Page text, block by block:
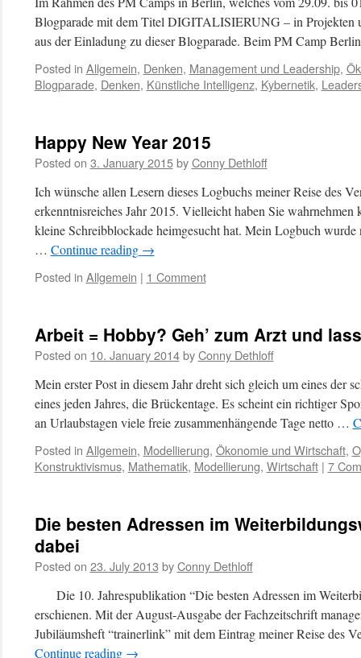
Blogparade mit dem Titel DIGITALISIERUNG – in Projekten
aus der Einladung zu dieser Blogparade. Beim PM Camp
Posted in Allgemein, Denken, Management und Leadership,
Blogparade, Denken, Künstliche Intelligenz, Kybernetik,
Happy New Year 2015
Posted on 3. January 2015 by Conny Dethloff
Ich wünsche allen Lesern dieses Logbuchs meiner Reise des
erkenntnisreiches Jahr 2015. Vielleicht haben Sie wahrnehmen
kleine Schreibblockade heimgesucht hat. Mein Logbuch
… Continue reading →
Posted in Allgemein | 1 Comment
Arbeit = Hobby? Geh’ zum Arzt und
Posted on 10. January 2014 by Conny Dethloff
Mein erster Post in diesem Jahr dreht sich gleich um eines der
eines jeden Jahres, die Brückentage. Es scheint ein richtiger
an Urlaubstagen viele freie zusammenhängende Tage netto …
Posted in Allgemein, Modellierung, Ökonomie und Wirtschaft,
Konstruktivismus, Mathematik, Modellierung, Wirtschaft | 7
Die besten Adressen im
dabei
Posted on 23. July 2013 by Conny Dethloff
Die 10. Jahrespublikation “Die besten Adressen im
erschienen. Mit der August-Ausgabe der Fachzeitschrift
Jubiläumsheft “trainerlink” mit dem Eintrag meiner Reise des
Continue reading →